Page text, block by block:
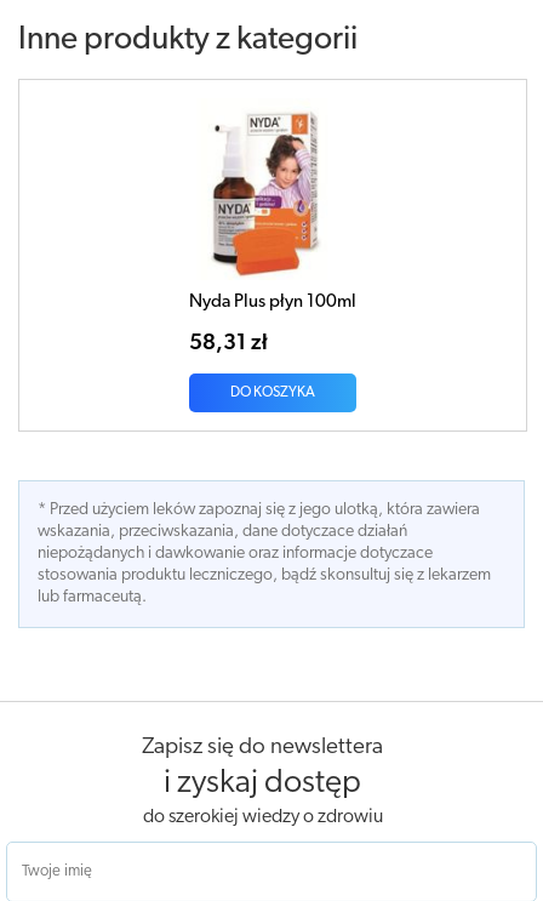
Inne produkty z kategorii
Nyda Plus płyn 100ml
58,31 zł
DO KOSZYKA
* Przed użyciem leków zapoznaj się z jego ulotką, która zawiera
wskazania, przeciwskazania, dane dotyczace działań
niepożądanych i dawkowanie oraz informacje dotyczace
stosowania produktu leczniczego, bądź skonsultuj się z lekarzem
lub farmaceutą.
Zapisz się do newslettera
i zyskaj dostęp
do szerokiej wiedzy o zdrowiu